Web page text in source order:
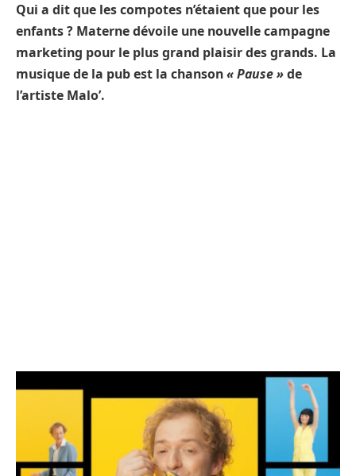
Qui a dit que les compotes n’étaient que pour les
enfants ? Materne dévoile une nouvelle campagne
marketing pour le plus grand plaisir des grands. La
musique de la pub est la chanson« Pause »de
l’artiste Malo’.